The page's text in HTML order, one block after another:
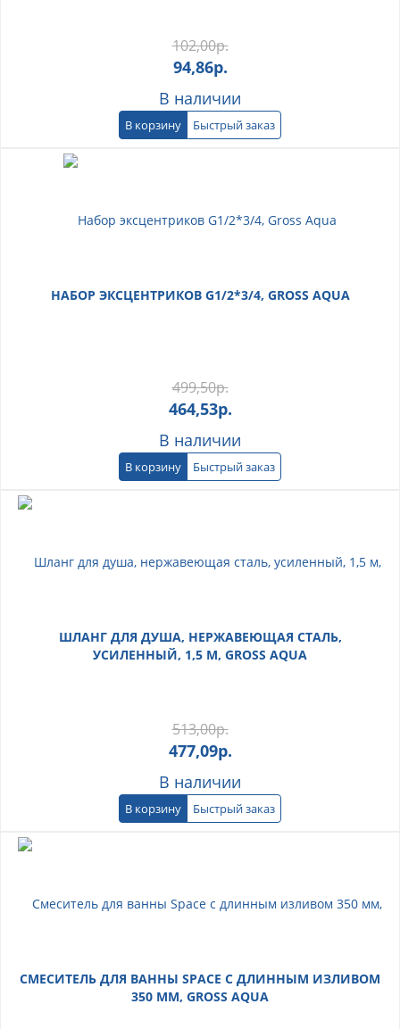
102,00р.
94,86р.
В наличии
В корзину Быстрый заказ
НАБОР ЭКСЦЕНТРИКОВ G1/2*3/4, GROSS AQUA
499,50р.
464,53р.
В наличии
В корзину Быстрый заказ
ШЛАНГ ДЛЯ ДУША, НЕРЖАВЕЮЩАЯ СТАЛЬ,
УСИЛЕННЫЙ, 1,5 М, GROSS AQUA
513,00р.
477,09р.
В наличии
В корзину Быстрый заказ
СМЕСИТЕЛЬ ДЛЯ ВАННЫ SPACE С ДЛИННЫМ ИЗЛИВОМ
350 ММ, GROSS AQUA